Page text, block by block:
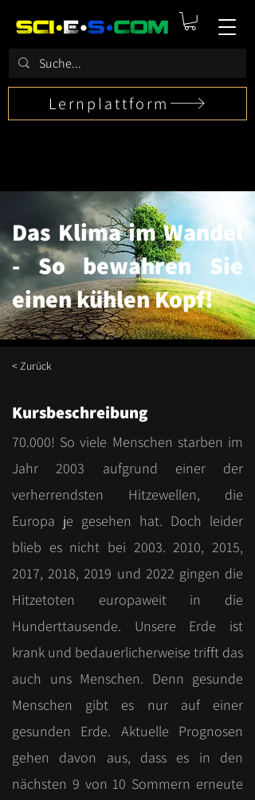
Lernplattform
Das Klima im Wandel
- So bewahren Sie
einen kühlen Kopf!
< Zurück
Kursbeschreibung
70.000! So viele Menschen starben im
Jahr 2003 aufgrund einer der
verherrendsten Hitzewellen, die
Europa je gesehen hat. Doch leider
blieb es nicht bei 2003. 2010, 2015,
2017, 2018, 2019 und 2022 gingen die
Hitzetoten europaweit in die
Hunderttausende. Unsere Erde ist
krank und bedauerlicherweise trifft das
auch uns Menschen. Denn gesunde
Menschen gibt es nur auf einer
gesunden Erde. Aktuelle Prognosen
gehen davon aus, dass es in den
nächsten 9 von 10 Sommern erneute